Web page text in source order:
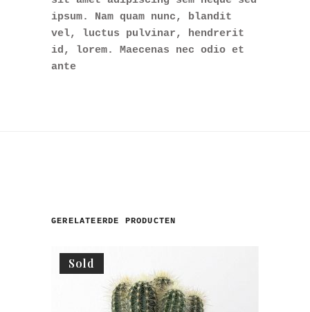
ipsum. Nam quam nunc, blandit
vel, luctus pulvinar, hendrerit
id, lorem. Maecenas nec odio et
ante
GERELATEERDE PRODUCTEN
Sold